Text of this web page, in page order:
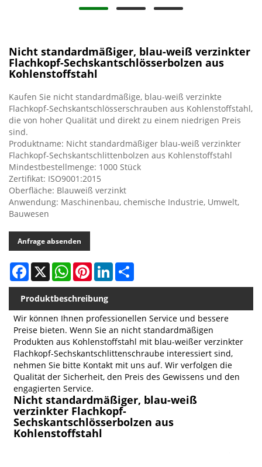
Nicht standardmäßiger, blau-weiß verzinkter
Flachkopf-Sechskantschlösserbolzen aus
Kohlenstoffstahl
Kaufen Sie nicht standardmäßige, blau-weiß verzinkte
Flachkopf-Sechskantschlösserschrauben aus Kohlenstoffstahl,
die von hoher Qualität und direkt zu einem niedrigen Preis
sind.
Produktname: Nicht standardmäßiger blau-weiß verzinkter
Flachkopf-Sechskantschlittenbolzen aus Kohlenstoffstahl
Mindestbestellmenge: 1000 Stück
Zertifikat: ISO9001:2015
Oberfläche: Blauweiß verzinkt
Anwendung: Maschinenbau, chemische Industrie, Umwelt,
Bauwesen
Anfrage absenden
Facebook
X WhatsAppPinterestLinkedIn
Produktbeschreibung
Wir können Ihnen professionellen Service und bessere
Preise bieten. Wenn Sie an nicht standardmäßigen
Produkten aus Kohlenstoffstahl mit blau-weißer verzinkter
Flachkopf-Sechskantschlittenschraube interessiert sind,
nehmen Sie bitte Kontakt mit uns auf. Wir verfolgen die
Qualität der Sicherheit, den Preis des Gewissens und den
engagierten Service.
Nicht standardmäßiger, blau-weiß
verzinkter Flachkopf-
Sechskantschlösserbolzen aus
Kohlenstoffstahl